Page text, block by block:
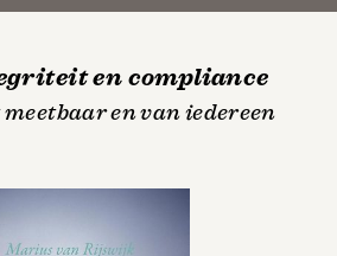
en compliance
en van iedereen